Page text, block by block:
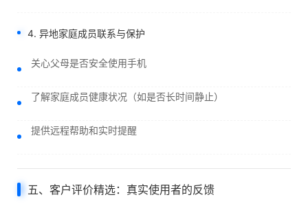
4. 异地家庭成员联系与保护
关心父母是否安全使用手机
了解家庭成员健康状况（如是否长时间静止）
提供远程帮助和实时提醒
五、客户评价精选：真实使用者的反馈